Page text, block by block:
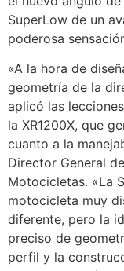
SuperLow de un
poderosa
«A la hora de
geometría de la
aplicó las
la XR1200X, que
cuanto a la
Director General
Motocicletas. «La
motocicleta muy
diferente, pero la
preciso de
perfil y la